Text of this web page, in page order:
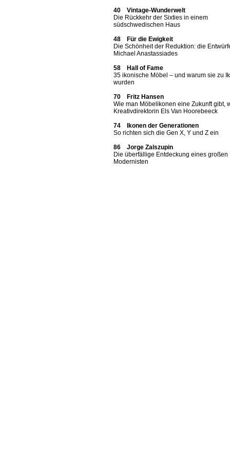
40 Vintage-Wunderwelt
Die Rückkehr der Sixties in einem
südschwedischen Haus
48 Für die Ewigkeit
Die Schönheit der Reduktion: die
Michael Anastassiades
58 Hall of Fame
35 ikonische Möbel – und warum sie zu
wurden
70 Fritz Hansen
Wie man Möbelikonen eine Zukunft gibt,
Kreativdirektorin Els Van Hoorebeeck
74 Ikonen der Generationen
So richten sich die Gen X, Y und Z ein
86 Jorge Zalszupin
Die überfällige Entdeckung eines großen
Modernisten